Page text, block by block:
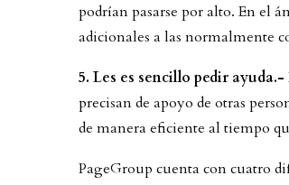
podrían pasarse por alto. En el
adicionales a las normalmente
5. Les es sencillo pedir ayuda.-
precisan de apoyo de otras
de manera eficiente al tiempo
PageGroup cuenta con cuatro